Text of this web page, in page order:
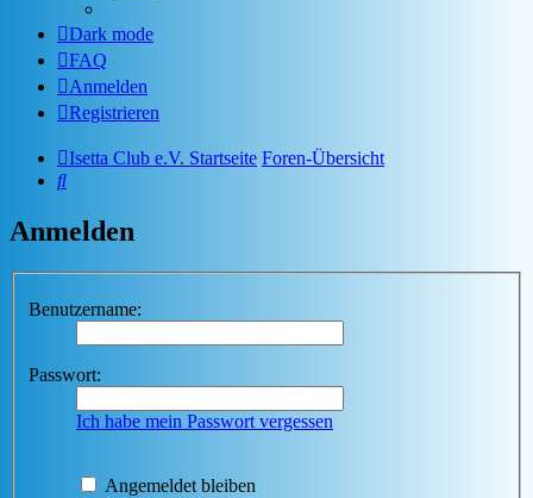
Dark mode
FAQ
Anmelden
Registrieren
Isetta Club e.V. Startseite Foren-Übersicht
Suche
Anmelden
Benutzername:
Passwort:
Ich habe mein Passwort vergessen
Angemeldet bleiben